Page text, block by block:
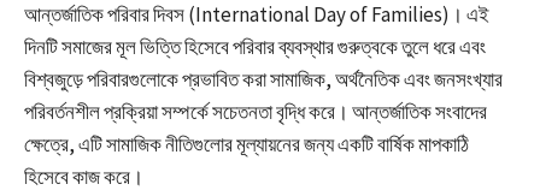
আন্তর্জাতিক পরিবার দিবস (International Day of Families)। এই
দিনটি সমাজের মূল ভিত্তি হিসেবে পরিবার ব্যবস্থার গুরুত্বকে তুলে ধরে এবং
বিশ্বজুড়ে পরিবারগুলোকে প্রভাবিত করা সামাজিক, অর্থনৈতিক এবং জনসংখ্যার
পরিবর্তনশীল প্রক্রিয়া সম্পর্কে সচেতনতা বৃদ্ধি করে। আন্তর্জাতিক সংবাদের
ক্ষেত্রে, এটি সামাজিক নীতিগুলোর মূল্যায়নের জন্য একটি বার্ষিক মাপকাঠি
হিসেবে কাজ করে।